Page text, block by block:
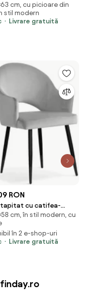
cm, cu picioare din
stil modern
Livrare gratuită
RON
tapitat cu catifea-
metalice Goda Silver
l54xA58xH87cm
cm, în stil modern, cu
în 2 e-shop-uri
Livrare gratuită